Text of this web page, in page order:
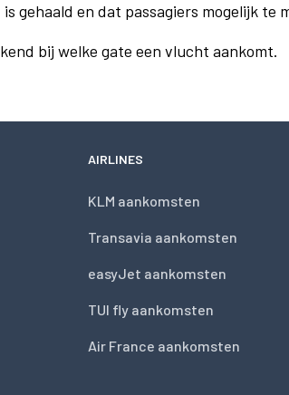
gehaald en dat passagiers mogelijk
bij welke gate een vlucht aankomt.
AIRLINES
KLM aankomsten
Transavia aankomsten
easyJet aankomsten
TUI fly aankomsten
Air France aankomsten